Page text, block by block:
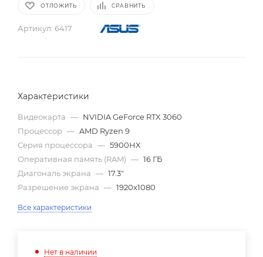
ОТЛОЖИТЬ СРАВНИТЬ
Артикул: 6417
Характеристики
Видеокарта — NVIDIA GeForce RTX 3060
Процессор — AMD Ryzen 9
Серия процессора — 5900HX
Оперативная память (RAM) — 16 ГБ
Диагональ экрана — 17.3"
Разрешение экрана — 1920x1080
Все характеристики
Нет в наличии